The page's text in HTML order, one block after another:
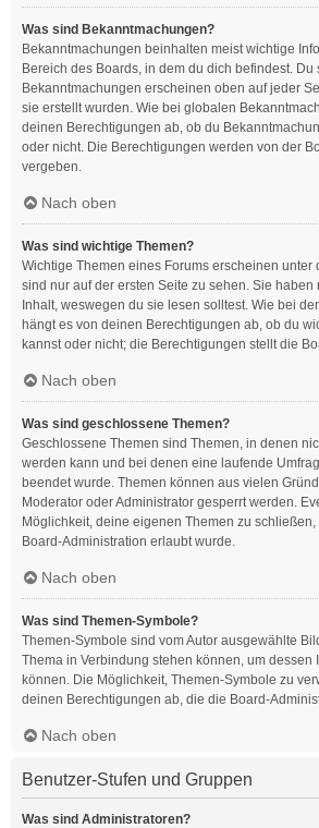
Was sind Bekanntmachungen?
Bekanntmachungen beinhalten meist wichtige
Bereich des Boards, in dem du dich befindest. Du
Bekanntmachungen erscheinen oben auf jeder
sie erstellt wurden. Wie bei globalen
deinen Berechtigungen ab, ob du
oder nicht. Die Berechtigungen werden von der
vergeben.
Nach oben
Was sind wichtige Themen?
Wichtige Themen eines Forums erscheinen unter
sind nur auf der ersten Seite zu sehen. Sie haben
Inhalt, weswegen du sie lesen solltest. Wie bei
hängt es von deinen Berechtigungen ab, ob du
kannst oder nicht; die Berechtigungen stellt die
Nach oben
Was sind geschlossene Themen?
Geschlossene Themen sind Themen, in denen
werden kann und bei denen eine laufende
beendet wurde. Themen können aus vielen
Moderator oder Administrator gesperrt werden.
Möglichkeit, deine eigenen Themen zu
Board-Administration erlaubt wurde.
Nach oben
Was sind Themen-Symbole?
Themen-Symbole sind vom Autor ausgewählte
Thema in Verbindung stehen können, um dessen
können. Die Möglichkeit, Themen-Symbole zu
deinen Berechtigungen ab, die die Board-
Nach oben
Benutzer-Stufen und Gruppen
Was sind Administratoren?